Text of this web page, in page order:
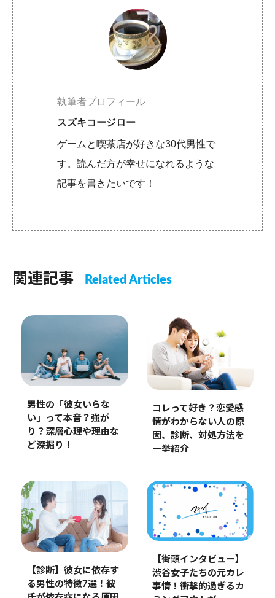
執筆者プロフィール
スズキコージロー
ゲームと喫茶店が好きな30代男性で
す。読んだ方が幸せになれるような
記事を書きたいです！
関連記事 Related Articles
男性の「彼女いらな
い」って本音？強が
り？深層心理や理由な
ど深掘り！
コレって好き？恋愛感
情がわからない人の原
因、診断、対処方法を
一挙紹介
【診断】彼女に依存す
る男性の特徴7選！彼
【街頭インタビュー】
渋谷女子たちの元カレ
事情！衝撃的過ぎるカ